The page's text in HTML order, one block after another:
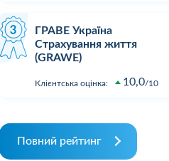
ГРАВЕ Україна
Страхування життя
(GRAWE)
Клієнтська оцінка: 10,0 10
Повний рейтинг